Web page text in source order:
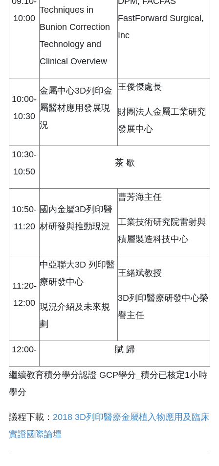
10:00
Techniques in
Bunion Correction
Technology and
Clinical Overview
FastForward Surgical,
Inc
10:00-
10:30
金屬中心3D列印金
屬醫材應用發展現
況
王俊傑處長
財團法人金屬工業研究
發展中心
10:30-
10:50
茶 歇
10:50-
11:20
國內金屬3D列印醫
材研發與推動現況
曹芳海主任
工業技術研究院雷射與
積層製造科技中心
11:20-
12:00
中亞聯大3D 列印醫
療研發中心
現況介紹及未來規
劃
王緒斌教授
3D列印醫療研發中心榮
譽主任
12:00- 賦 歸
繼續教育積分學分認證 GCP學分_積分已核定1小時
學分
議程下載： 2018 3D列印醫療金屬植入物應用及臨床
實證國際論壇